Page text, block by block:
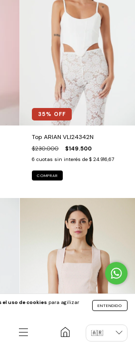
el uso de cookies para agilizar
ENTENDIDO
35% OFF
Top ARIAN VLI24342N
$230.000 $149.500
6 cuotas sin interés de $ 24.916,67
COMPRAR